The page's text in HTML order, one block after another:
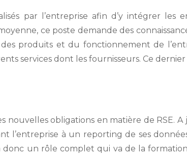
par l’entreprise afin d’y intégrer les
ce poste demande des
produits et du fonctionnement de
services dont les fournisseurs. Ce
nouvelles obligations en matière de RSE.
l’entreprise à un reporting de ses
donc un rôle complet qui va de la